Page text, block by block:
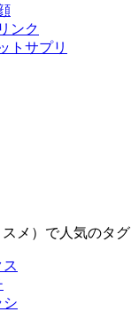
ンク
トサプリ
スメ）で人気のタグ
シ